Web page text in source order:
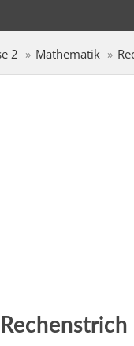
2 Mathematik
Rechenstrich